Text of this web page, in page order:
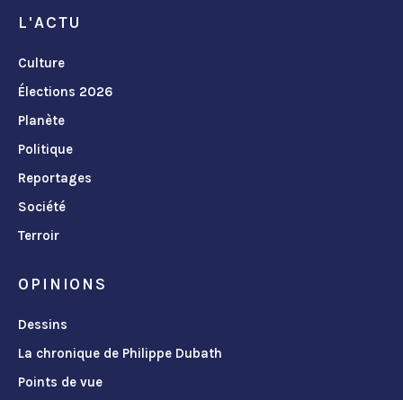
L'ACTU
Culture
Élections 2026
Planète
Politique
Reportages
Société
Terroir
OPINIONS
Dessins
La chronique de Philippe Dubath
Points de vue